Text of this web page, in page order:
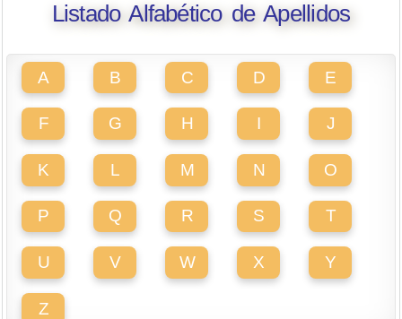
Listado Alfabético de Apellidos
A B C D E
F G H I J
K L M N O
P Q R S T
U V W X Y
Z